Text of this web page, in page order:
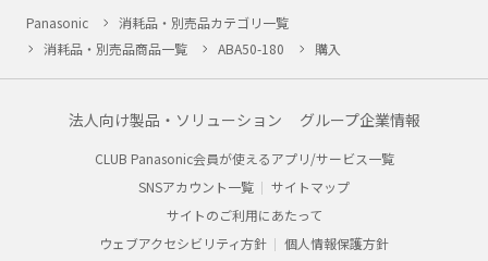
Panasonic
消耗品・別売品カテゴリ一覧
消耗品・別売品商品一覧
ABA50-180 購入
法人向け製品・ソリューション グループ企業情報
CLUB Panasonic会員が使えるアプリ/サービス一覧
SNSアカウント一覧
サイトマップ
サイトのご利用にあたって
ウェブアクセシビリティ方針
個人情報保護方針